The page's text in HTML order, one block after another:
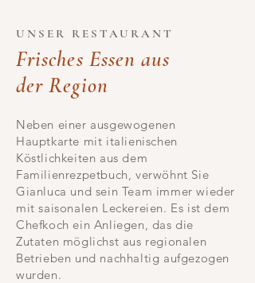
UNSER RESTAURANT
Frisches Essen aus
der Region
Neben einer ausgewogenen
Hauptkarte mit italienischen
Köstlichkeiten aus dem
Familienrezpetbuch, verwöhnt Sie
Gianluca und sein Team immer wieder
mit saisonalen Leckereien. Es ist dem
Chefkoch ein Anliegen, das die
Zutaten möglichst aus regionalen
Betrieben und nachhaltig aufgezogen
wurden.